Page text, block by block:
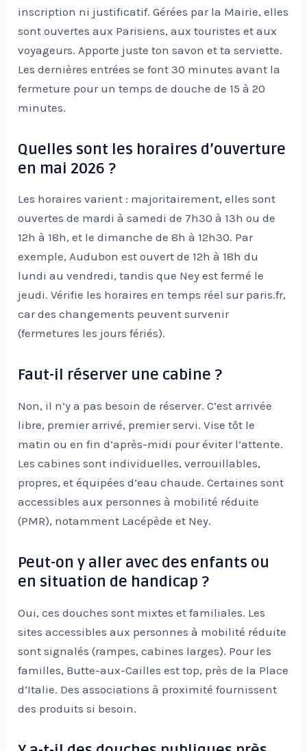
inscription ni justificatif. Gérées par la Mairie, elles
sont ouvertes aux Parisiens, aux touristes et aux
voyageurs. Apporte juste ton savon et ta serviette.
Les dernières entrées se font 30 minutes avant la
fermeture pour un temps de douche de 15 à 20
minutes.
Quelles sont les horaires d’ouverture
en mai 2026 ?
Les horaires varient : majoritairement, elles sont
ouvertes de mardi à samedi de 7h30 à 13h ou de
12h à 18h, et le dimanche de 8h à 12h30. Par
exemple, Audubon est ouvert de 12h à 18h du
lundi au vendredi, tandis que Ney est fermé le
jeudi. Vérifie les horaires en temps réel sur paris.fr,
car des changements peuvent survenir
(fermetures les jours fériés).
Faut-il réserver une cabine ?
Non, il n’y a pas besoin de réserver. C’est arrivée
libre, premier arrivé, premier servi. Vise tôt le
matin ou en fin d’après-midi pour éviter l’attente.
Les cabines sont individuelles, verrouillables,
propres, et équipées d’eau chaude. Certaines sont
accessibles aux personnes à mobilité réduite
(PMR), notamment Lacépède et Ney.
Peut-on y aller avec des enfants ou
en situation de handicap ?
Oui, ces douches sont mixtes et familiales. Les
sites accessibles aux personnes à mobilité réduite
sont signalés (rampes, cabines larges). Pour les
familles, Butte-aux-Cailles est top, près de la Place
d’Italie. Des associations à proximité fournissent
des produits si besoin.